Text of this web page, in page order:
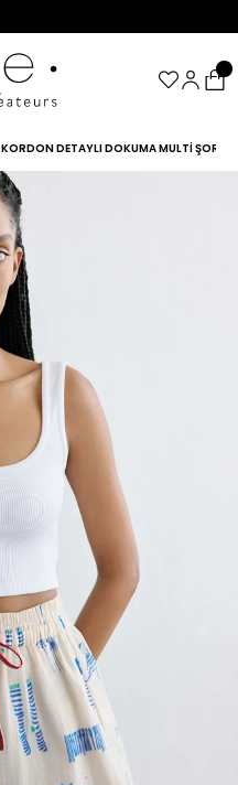
KORDON DETAYLI DOKUMA MULTI ŞORT